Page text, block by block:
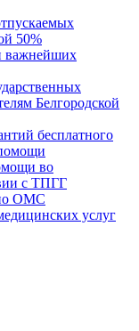
50%
важнейших
Белгородской
бесплатного
во
с ТПГГ
по ОМС
услуг